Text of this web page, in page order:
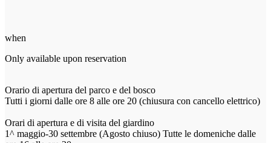
when
Only available upon reservation
Orario di apertura del parco e del bosco
Tutti i giorni dalle ore 8 alle ore 20 (chiusura con cancello elettrico)
Orari di apertura e di visita del giardino
1^ maggio-30 settembre (Agosto chiuso) Tutte le domeniche dalle